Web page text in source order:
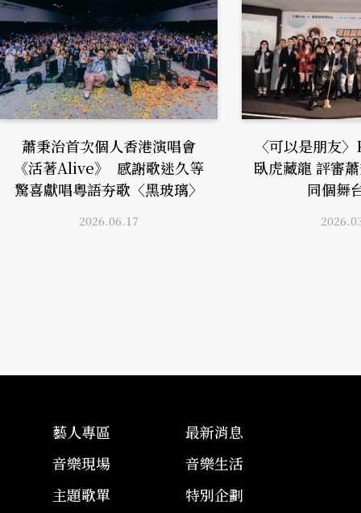
蕭秉治首次個人香港演唱會
《活著Alive》 感謝歌迷久等
驚喜獻唱粵語夯歌〈黑玻璃〉
2026.06.17
〈可以是朋友
臥虎藏龍 評審
同個舞
藝人專區
最新消息
音樂現場
音樂生活
主題歌單
特別企劃